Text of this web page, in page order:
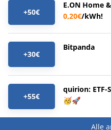
+50€
E.ON Home
0,20€/kWh!
+30€
Bitpanda
+55€
quirion:
🥳🚀
Alle